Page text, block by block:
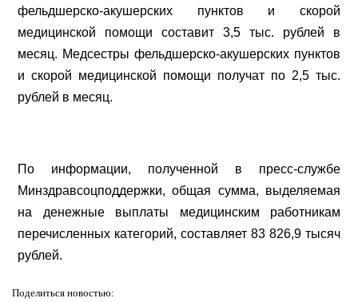
фельдшерско-акушерских пунктов и скорой
медицинской помощи составит 3,5 тыс. рублей в
месяц. Медсестры фельдшерско-акушерских пунктов
и скорой медицинской помощи получат по 2,5 тыс.
рублей в месяц.
По информации, полученной в пресс-службе
Минздравсоцподдержки, общая сумма, выделяемая
на денежные выплаты медицинским работникам
перечисленных категорий, составляет 83 826,9 тысяч
рублей.
Поделиться новостью: